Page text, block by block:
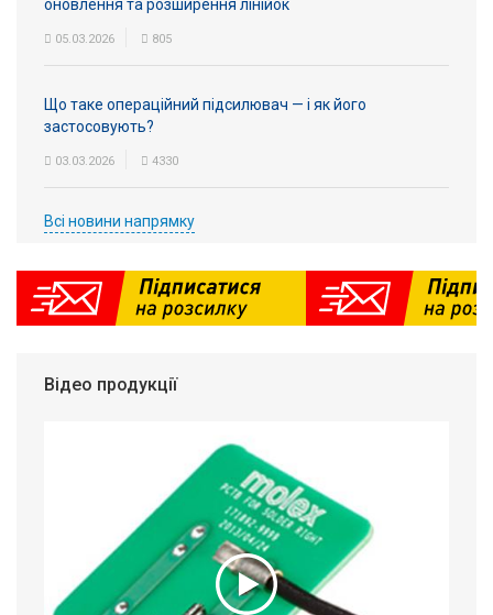
оновлення та розширення лінійок
05.03.2026 805
Що таке операційний підсилювач — і як його
застосовують?
03.03.2026 4330
Всі новини напрямку
Відео продукції